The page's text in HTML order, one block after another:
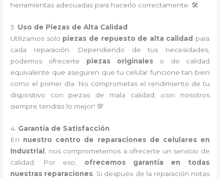
herramientas adecuadas para hacerlo correctamente. 🛠️
3. Uso de Piezas de Alta Calidad
Utilizamos solo piezas de repuesto de alta calidad para
cada reparación. Dependiendo de tus necesidades,
podemos ofrecerte piezas originales o de calidad
equivalente que aseguren que tu celular funcione tan bien
como el primer día. No comprometas el rendimiento de tu
dispositivo con piezas de mala calidad, ¡con nosotros
siempre tendrás lo mejor! 💯
4. Garantía de Satisfacción
En nuestro centro de reparaciones de celulares en
Industrial , nos comprometemos a ofrecerte un servicio de
calidad. Por eso, ofrecemos garantía en todas
nuestras reparaciones . Si después de la reparación notas